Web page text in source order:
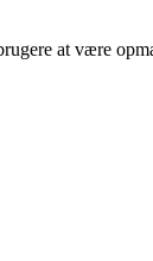
at være